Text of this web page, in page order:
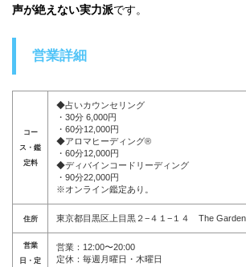
声が絶えない実力派です。
営業詳細
コー
ス・鑑
定料
◆占いカウンセリング
・30分 6,000円
・60分12,000円
◆アロマヒーディング®︎
・60分12,000円
◆ディバインコードリーディング
・90分22,000円
※オンライン鑑定あり。
住所 東京都目黒区上目黒２−４１−１４ The Garden
営業
日・定
営業：12:00〜20:00
定休：毎週月曜日・木曜日